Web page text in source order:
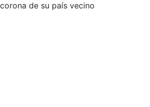
corona de su país vecino